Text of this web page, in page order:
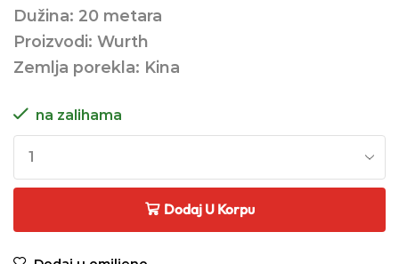
Dužina: 20 metara
Proizvodi: Wurth
Zemlja porekla: Kina
na zalihama
Dodaj U Korpu